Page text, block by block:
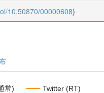
10.50870/00000608)
常) Twitter (RT)